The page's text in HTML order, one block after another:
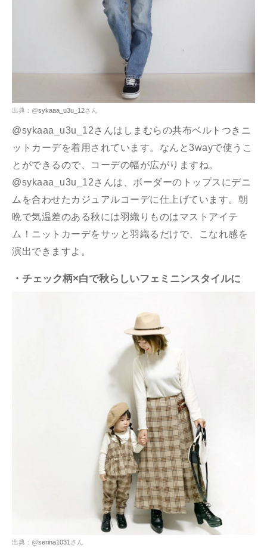
出典：@sykaaa_u3u_12さん
@sykaaa_u3u_12さんはしまむらの共布ベルトつきニ
ットカーデを着用されています。なんと3wayで使うこ
とができるので、コーデの幅が広がりますね。
@sykaaa_u3u_12さんは、ボーダーのトップスにデニ
ムを合わせたカジュアルコーデに仕上げています。朝
晩で気温差のある秋には羽織りものはマストアイテ
ム！ニットカーデをサッと羽織るだけで、こなれ感を
演出できますよ。
・チェック柄×白で秋らしいフェミニンスタイルに
出典：@serina1031 さん